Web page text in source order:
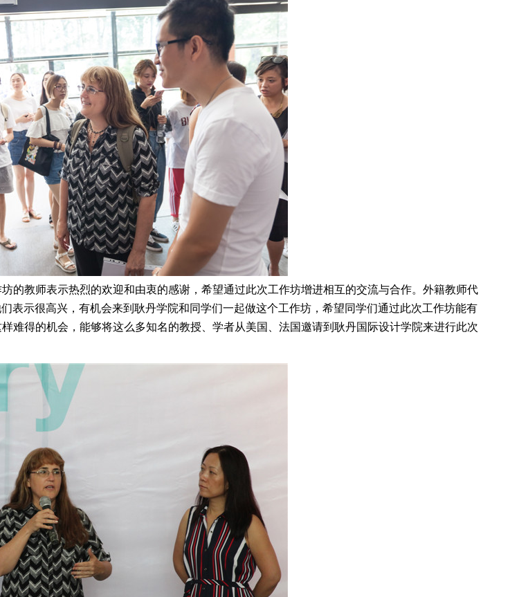
教师表示热烈的欢迎和由衷的感谢，希望通过此次工作坊增进相互的交流与合作。外籍教师代
表示很高兴，有机会来到耿丹学院和同学们一起做这个工作坊，希望同学们通过此次工作坊能有
难得的机会，能够将这么多知名的教授、学者从美国、法国邀请到耿丹国际设计学院来进行此次